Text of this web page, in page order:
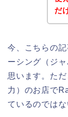
だ
今、こちらの
ーシング（ジ
思います。た
力）のお店で
ているのでは